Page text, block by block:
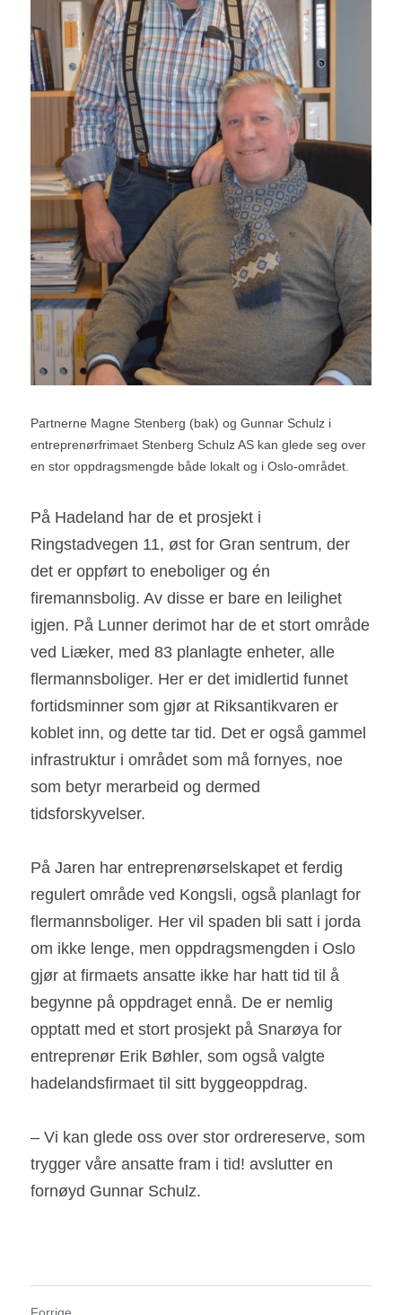
Partnerne Magne Stenberg (bak) og Gunnar Schulz i
entreprenørfrimaet Stenberg Schulz AS kan glede seg over
en stor oppdragsmengde både lokalt og i Oslo-området.
På Hadeland har de et prosjekt i
Ringstadvegen 11, øst for Gran sentrum, der
det er oppført to eneboliger og én
firemannsbolig. Av disse er bare en leilighet
igjen. På Lunner derimot har de et stort område
ved Liæker, med 83 planlagte enheter, alle
flermannsboliger. Her er det imidlertid funnet
fortidsminner som gjør at Riksantikvaren er
koblet inn, og dette tar tid. Det er også gammel
infrastruktur i området som må fornyes, noe
som betyr merarbeid og dermed
tidsforskyvelser.
På Jaren har entreprenørselskapet et ferdig
regulert område ved Kongsli, også planlagt for
flermannsboliger. Her vil spaden bli satt i jorda
om ikke lenge, men oppdragsmengden i Oslo
gjør at firmaets ansatte ikke har hatt tid til å
begynne på oppdraget ennå. De er nemlig
opptatt med et stort prosjekt på Snarøya for
entreprenør Erik Bøhler, som også valgte
hadelandsfirmaet til sitt byggeoppdrag.
– Vi kan glede oss over stor ordrereserve, som
trygger våre ansatte fram i tid! avslutter en
fornøyd Gunnar Schulz.